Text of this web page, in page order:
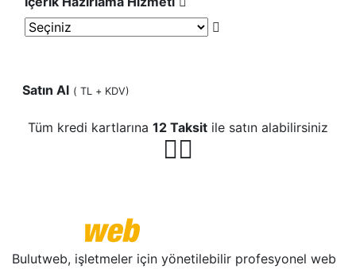
Satın Al ( TL + KDV)
Tüm kredi kartlarına 12 Taksit ile satın alabilirsiniz
Bulutweb, işletmeler için yönetilebilir profesyonel web